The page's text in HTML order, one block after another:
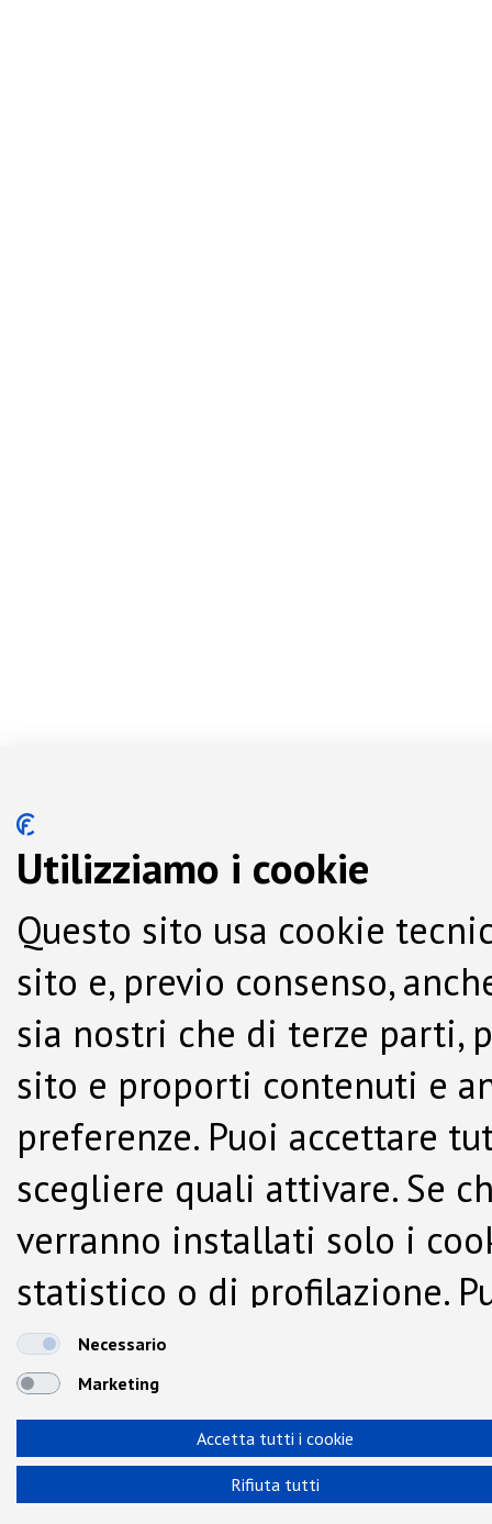
Utilizziamo i cookie
Questo sito usa cookie
sito e, previo consenso,
sia nostri che di terze parti,
sito e proporti contenuti e
preferenze. Puoi accettare
scegliere quali attivare. Se
verranno installati solo i
statistico o di profilazione.
dalla Cookie Policy.
Necessario
Marketing
Accetta tutti i cookie
Rifiuta tutti